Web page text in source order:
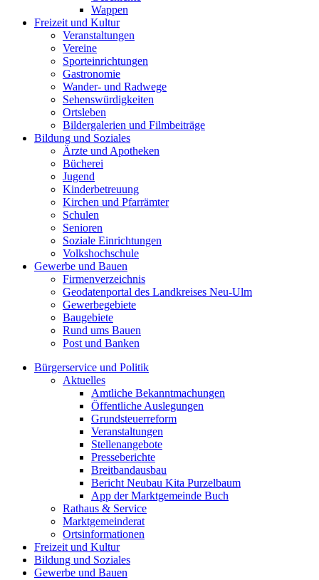
Wappen
Freizeit und Kultur
Veranstaltungen
Vereine
Sporteinrichtungen
Gastronomie
Wander- und Radwege
Sehenswürdigkeiten
Ortsleben
Bildergalerien und Filmbeiträge
Bildung und Soziales
Ärzte und Apotheken
Bücherei
Jugend
Kinderbetreuung
Kirchen und Pfarrämter
Schulen
Senioren
Soziale Einrichtungen
Volkshochschule
Gewerbe und Bauen
Firmenverzeichnis
Geodatenportal des Landkreises Neu-Ulm
Gewerbegebiete
Baugebiete
Rund ums Bauen
Post und Banken
Bürgerservice und Politik
Aktuelles
Amtliche Bekanntmachungen
Öffentliche Auslegungen
Grundsteuerreform
Veranstaltungen
Stellenangebote
Presseberichte
Breitbandausbau
Bericht Neubau Kita Purzelbaum
App der Marktgemeinde Buch
Rathaus & Service
Marktgemeinderat
Ortsinformationen
Freizeit und Kultur
Bildung und Soziales
Gewerbe und Bauen